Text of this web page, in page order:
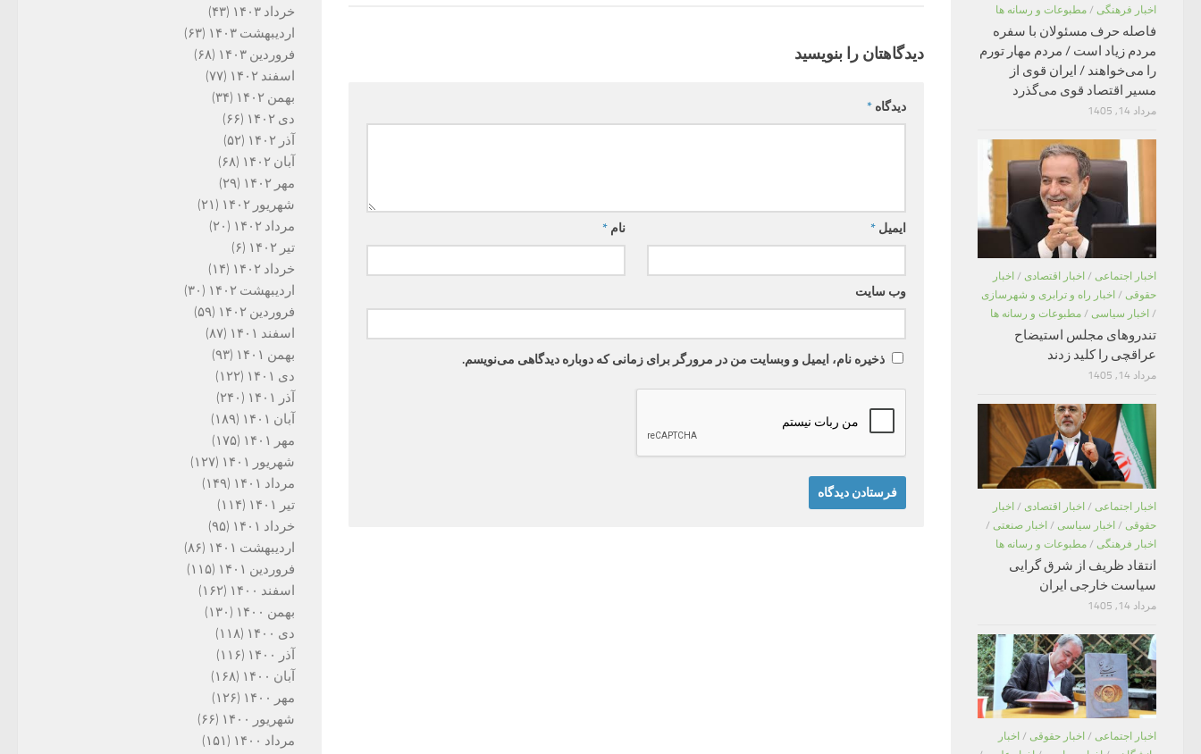
دیدگاهتان را بنویسید
دیدگاه *
نام* ایمیل *
وب‌ سایت
ذخیره نام، ایمیل و وبسایت من در مرورگر برای زمانی که دوباره دیدگاهی می‌نویسم.
خرداد ۱۴۰۳
(۴۳)
اردیبهشت ۱۴۰۳
(۶۳)
فروردین ۱۴۰۳
(۶۸)
اسفند ۱۴۰۲
(۷۷)
بهمن ۱۴۰۲
(۳۴)
دی ۱۴۰۲
(۶۶)
آذر ۱۴۰۲
(۵۲)
آبان ۱۴۰۲
(۶۸)
مهر ۱۴۰۲
(۲۹)
شهریور ۱۴۰۲
(۲۱)
مرداد ۱۴۰۲
(۲۰)
تیر ۱۴۰۲
(۶)
خرداد ۱۴۰۲
(۱۴)
اردیبهشت ۱۴۰۲
(۳۰)
فروردین ۱۴۰۲
(۵۹)
اسفند ۱۴۰۱
(۸۷)
بهمن ۱۴۰۱
(۹۳)
دی ۱۴۰۱
(۱۲۲)
آذر ۱۴۰۱
(۲۴۰)
آبان ۱۴۰۱
(۱۸۹)
مهر ۱۴۰۱
(۱۷۵)
شهریور ۱۴۰۱
(۱۲۷)
مرداد ۱۴۰۱
(۱۴۹)
تیر ۱۴۰۱
(۱۱۴)
خرداد ۱۴۰۱
(۹۵)
اردیبهشت ۱۴۰۱
(۸۶)
فروردین ۱۴۰۱
(۱۱۵)
اسفند ۱۴۰۰
(۱۶۲)
بهمن ۱۴۰۰
(۱۳۰)
دی ۱۴۰۰
(۱۱۸)
آذر ۱۴۰۰
(۱۱۶)
آبان ۱۴۰۰
(۱۶۸)
مهر ۱۴۰۰
(۱۲۶)
شهریور ۱۴۰۰
(۶۶)
مرداد ۱۴۰۰
(۱۵۱)
اخبار فرهنگی / مطبوعات و رسانه ها
فاصله حرف مسئولان با سفره
مردم زیاد است / مردم مهار تورم
را می‌خواهند / ایران قوی از
مسیر اقتصاد قوی می‌گذرد
مرداد 14, 1405
اخبار اجتماعی / اخبار اقتصادی / اخبار
حقوقی / اخبار راه و ترابری و شهرسازی
/ اخبار سیاسی / مطبوعات و رسانه ها
تندروهای مجلس استیضاح
عراقچی را کلید زدند
مرداد 14, 1405
اخبار اجتماعی / اخبار اقتصادی / اخبار
حقوقی / اخبار سیاسی / اخبار صنعتی /
اخبار فرهنگی / مطبوعات و رسانه ها
انتقاد ظریف از شرق گرایی
سیاست خارجی ایران
مرداد 14, 1405
اخبار اجتماعی / اخبار حقوقی / اخبار